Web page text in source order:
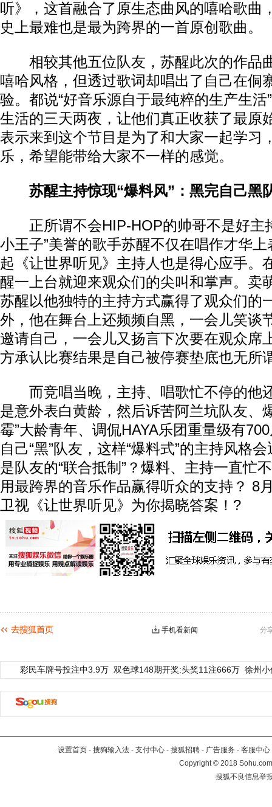
听》，这首融合了原生态曲风的嘻哈歌曲
史上最难也是最为跨界的一首原创歌曲。
相较其他五位队友，苏醒此次的作品
嘻哈风格，但透过歌词却唱出了自己在侗
验。都说“好音乐源自于最纯粹的生产生活
生活的三天两夜，让他们真正收获了最原
表示来到这个节目是为了和大家一起学习
乐，希望能带给大家不一样的感觉。
苏醒主持惊现“爆料风”：黑完自己黑
正所谓不会HIP-HOP的帅哥不是好主
小王子”美誉的歌手苏醒不仅在唱作才华
起《让世界听见》主持人也是得心应手。
醒一上台就迎来观众们的尖叫和掌声。卖
苏醒以他独特的主持方式赢得了观众们的
外，他在舞台上还频频自黑，一会儿笑谈
邀请自己，一会儿又扬言下次要在观众席
方承认比赛结果是自己被停赛垫底也无所
而竞唱当晚，主持、唱歌忙不停的他
是意外表白黄龄，然后诉苦阿兰坑队友、
霉”大龄青年、调侃HAYA乐团重量级有
自己“黑”队友，这样“爆料式”的主持风格
是队友的“联合抵制”？爆料、主持一直忙
用最跨界的音乐作品赢得听众的支持？ 8
卫视《让世界听见》为你揭晓答案！?
分
手机看新闻
彩民车牌号投注中3.9万 双色球148期开奖:头奖11注666万 徐州
设置首页 - 搜狗输入法 - 支付中心 - 搜狐招聘 - 广告服务 - 客服中心
Copyright©2018
搜狐不良信息举